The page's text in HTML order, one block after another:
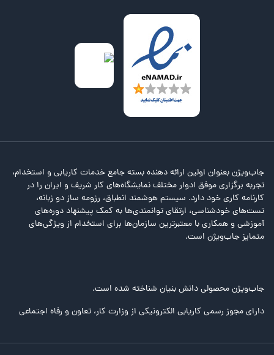
جاب‌ویژن بعنوان اولین ارائه دهنده بسته جامع خدمات کاریابی و استخدام،
تجربه برگزاری موفق ادوار مختلف نمایشگاه‌های کار شریف و ایران را در
کارنامه کاری خود دارد. سیستم هوشمند انطباق، رزومه ساز دو زبانه،
تست‌های خودشناسی، ارتقای توانمندی‌ها به کمک پیشنهاد دوره‌های
آموزشی و همکاری با معتبرترین سازمان‌ها برای استخدام از ویژگی‌های
متمایز جاب‌ویژن است.
جاب‌ویژن محصولی دانش بنیان شناخته شده است.
دارای مجوز رسمی کاریابی الکترونیکی از وزارت کار، تعاون و رفاه اجتماعی